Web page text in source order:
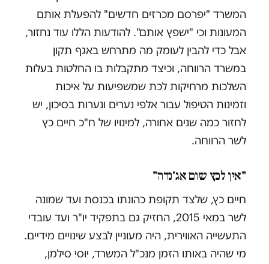
המשרד "יפרסם מכרזים חדשים" להפעלת אותם
המעונות וכי "ישפץ אותם". להודעות הללו עוד נחזור,
אבל כדי להבין לעומק מה מתרחש באגף תקון
במשרד הרווחה, וכיצד מתקבלות בו החלטות בעלות
השלכות מרחיקות לכת שמשפיעות על איכות
וזמינות הטיפול עבור אלפי נערים ונערות בסיכון, יש
לחזור כמה שנים אחורה, למינויו של ח"כ חיים כץ
לשר הרווחה.
"אין לכץ שום אג'נדה"
חיים כץ, שלצד תקופת כהונתו בכנסת ועד שמונה
לשר במאי 2015, החזיק גם בתפקיד יו"ר ועד עובדי
התעשייה האווירית, היה מעוניין לבצע שינויים מידיים.
מי שהיה באותו הזמן מנכ"ל המשרד, יוסי סילמן,